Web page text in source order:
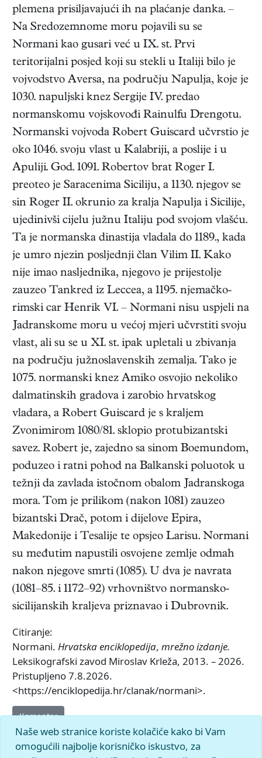
plemena prisiljavajući ih na plaćanje danka. –
Na Sredozemnome moru pojavili su se
Normani kao gusari već u IX. st. Prvi
teritorijalni posjed koji su stekli u Italiji bilo je
vojvodstvo Aversa, na području Napulja, koje je
1030. napuljski knez Sergije IV. predao
normanskomu vojskovođi Rainulfu Drengotu.
Normanski vojvoda Robert Guiscard učvrstio je
oko 1046. svoju vlast u Kalabriji, a poslije i u
Apuliji. God. 1091. Robertov brat Roger I.
preoteo je Saracenima Siciliju, a 1130. njegov se
sin Roger II. okrunio za kralja Napulja i Sicilije,
ujedinivši cijelu južnu Italiju pod svojom vlašću.
Ta je normanska dinastija vladala do 1189., kada
je umro njezin posljednji član Vilim II. Kako
nije imao nasljednika, njegovo je prijestolje
zauzeo Tankred iz Leccea, a 1195. njemačko-
rimski car Henrik VI. – Normani nisu uspjeli na
Jadranskome moru u većoj mjeri učvrstiti svoju
vlast, ali su se u XI. st. ipak upletali u zbivanja
na području južnoslavenskih zemalja. Tako je
1075. normanski knez Amiko osvojio nekoliko
dalmatinskih gradova i zarobio hrvatskog
vladara, a Robert Guiscard je s kraljem
Zvonimirom 1080/81. sklopio protubizantski
savez. Robert je, zajedno sa sinom Boemundom,
poduzeo i ratni pohod na Balkanski poluotok u
težnji da zavlada istočnom obalom Jadranskoga
mora. Tom je prilikom (nakon 1081) zauzeo
bizantski Drač, potom i dijelove Epira,
Makedonije i Tesalije te opsjeo Larisu. Normani
su međutim napustili osvojene zemlje odmah
nakon njegove smrti (1085). U dva je navrata
(1081–85. i 1172–92) vrhovništvo normansko-
sicilijanskih kraljeva priznavao i Dubrovnik.
Citiranje:
Normani. Hrvatska enciklopedija, mrežno izdanje.
Leksikografski zavod Miroslav Krleža, 2013. – 2026.
Pristupljeno 7.8.2026.
<https://enciklopedija.hr/clanak/normani>.
Komentar
Naše web stranice koriste kolačiće kako bi Vam
omogućili najbolje korisničko iskustvo, za